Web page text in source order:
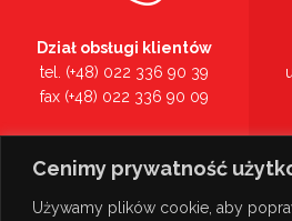
Cenimy prywatność
Używamy plików cookie, aby
Dział obsługi klientów
tel. (+48) 022 336 90 39
fax (+48) 022 336 90 09
tel. (+48) 022 336 90 00